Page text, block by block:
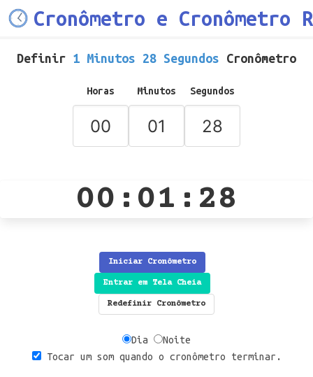
Cronômetro e Cronômetro
Definir 1 Minutos 28 Segundos Cronômetro
Horas Minutos Segundos
00:01:28
Iniciar Cronômetro
Entrar em Tela Cheia
Redefinir Cronômetro
Dia
Noite
Tocar um som quando o cronômetro terminar.